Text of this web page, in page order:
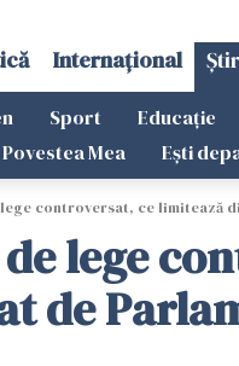
Internațional
Sport Educație
Povestea Mea
Ești
controversat, ce limitează
lege
de